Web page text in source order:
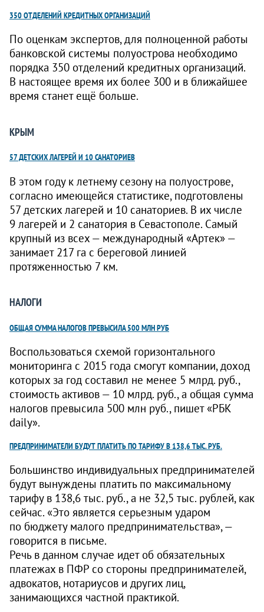
350 ОТДЕЛЕНИЙ КРЕДИТНЫХ ОРГАНИЗАЦИЙ
По оценкам экспертов, для полноценной работы
банковской системы полуострова необходимо
порядка 350 отделений кредитных организаций.
В настоящее время их более 300 и в ближайшее
время станет ещё больше.
КРЫМ
57 ДЕТСКИХ ЛАГЕРЕЙ И 10 САНАТОРИЕВ
В этом году к летнему сезону на полуострове,
согласно имеющейся статистике, подготовлены
57 детских лагерей и 10 санаториев. В их числе
9 лагерей и 2 санатория в Севастополе. Самый
крупный из всех — международный «Артек» —
занимает 217 га с береговой линией
протяженностью 7 км.
НАЛОГИ
ОБЩАЯ СУММА НАЛОГОВ ПРЕВЫСИЛА 500 МЛН РУБ
Воспользоваться схемой горизонтального
мониторинга с 2015 года смогут компании, доход
которых за год составил не менее 5 млрд. руб.,
стоимость активов — 10 млрд. руб., а общая сумма
налогов превысила 500 млн руб., пишет «РБК
daily».
ПРЕДПРИНИМАТЕЛИ БУДУТ ПЛАТИТЬ ПО ТАРИФУ В 138,6 ТЫС. РУБ.
Большинство индивидуальных предпринимателей
будут вынуждены платить по максимальному
тарифу в 138,6 тыс. руб., а не 32,5 тыс. рублей, как
сейчас. «Это является серьезным ударом
по бюджету малого предпринимательства», —
говорится в письме.
Речь в данном случае идет об обязательных
платежах в ПФР со стороны предпринимателей,
адвокатов, нотариусов и других лиц,
занимающихся частной практикой.